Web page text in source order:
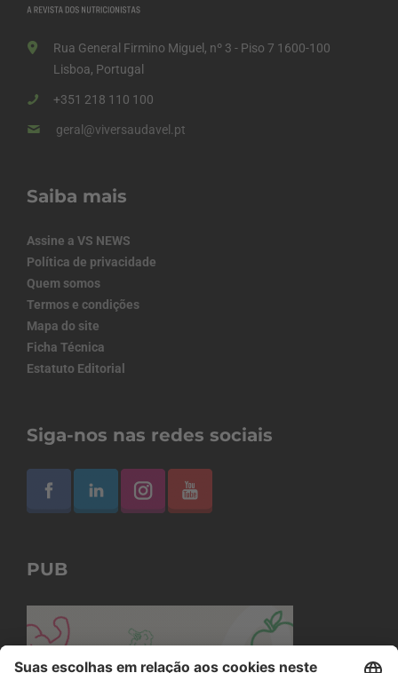
Rua General Firmino Miguel, nº 3 - Piso 7 1600-100
Lisboa, Portugal
+351 218 110 100
geral@viversaudavel.pt
Saiba mais
Assine a VS NEWS
Política de privacidade
Quem somos
Termos e condições
Mapa do site
Ficha Técnica
Estatuto Editorial
Siga-nos nas redes sociais
PUB